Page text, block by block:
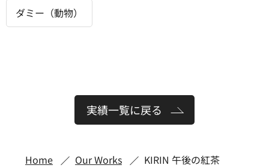
ダミー（動物）
実績一覧に戻る
Home Our Works KIRIN 午後の紅茶